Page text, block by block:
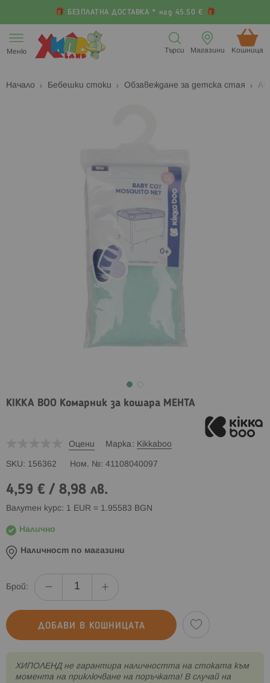
БЕЗПЛАТНА ДОСТАВКА * над 45.50 €
към
съдържанието
Меню Кошница (
Магазини
Търси
Начало Бебешки стоки Обзавеждане за детска стая
KIKKA BOO Комарник за кошара МЕНТА
Оцени Марка Kikkaboo
SKU 156362 Ном. № 41108040097
4,59 € / 8,98 лв.
Валутен курс: 1 EUR = 1.95583 BGN
Налично
Наличност по магазини
Брой:
ДОБАВИ В КОШНИЦАТА
XИПОЛЕНД не гарантира наличността на стоката към
момента на приключване на поръчката! В случай на